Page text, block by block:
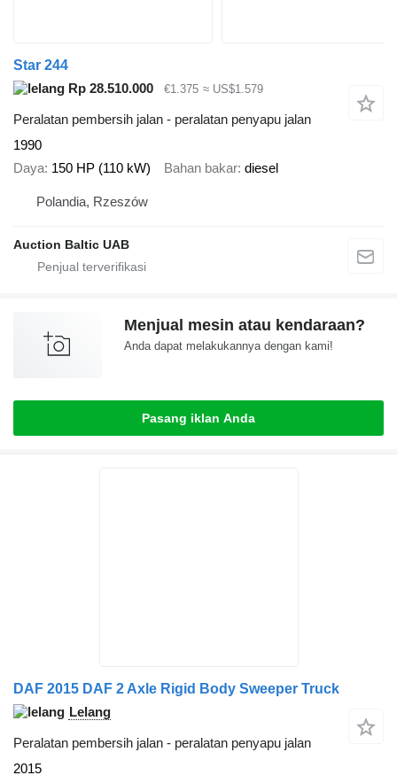
Star 244
Rp 28.510.000
€1.375 ≈ US$1.579
Peralatan pembersih jalan - peralatan penyapu jalan
1990
Daya 150 HP (110 kW) Bahan bakar diesel
Polandia, Rzeszów
Auction Baltic UAB
Menjual mesin atau kendaraan?
Anda dapat melakukannya dengan kami!
Pasang iklan Anda
DAF 2015 DAF 2 Axle Rigid Body Sweeper Truck
Lelang
Peralatan pembersih jalan - peralatan penyapu jalan
2015